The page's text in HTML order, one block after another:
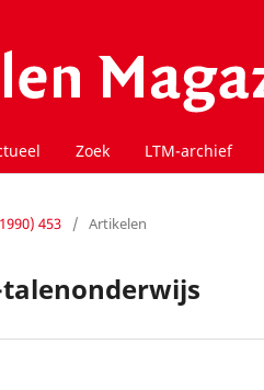
Zoek LTM-archief
453 / Artikelen